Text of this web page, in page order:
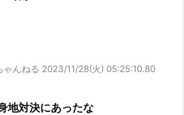
ゃんねる 2023/11/28(火) 05:25:10.80
地対決にあったな